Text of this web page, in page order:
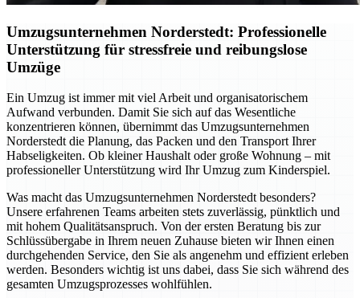
Umzugsunternehmen Norderstedt: Professionelle
Unterstützung für stressfreie und reibungslose
Umzüge
Ein Umzug ist immer mit viel Arbeit und organisatorischem
Aufwand verbunden. Damit Sie sich auf das Wesentliche
konzentrieren können, übernimmt das Umzugsunternehmen
Norderstedt die Planung, das Packen und den Transport Ihrer
Habseligkeiten. Ob kleiner Haushalt oder große Wohnung – mit
professioneller Unterstützung wird Ihr Umzug zum Kinderspiel.
Was macht das Umzugsunternehmen Norderstedt besonders?
Unsere erfahrenen Teams arbeiten stets zuverlässig, pünktlich und
mit hohem Qualitätsanspruch. Von der ersten Beratung bis zur
Schlüssübergabe in Ihrem neuen Zuhause bieten wir Ihnen einen
durchgehenden Service, den Sie als angenehm und effizient erleben
werden. Besonders wichtig ist uns dabei, dass Sie sich während des
gesamten Umzugsprozesses wohlfühlen.